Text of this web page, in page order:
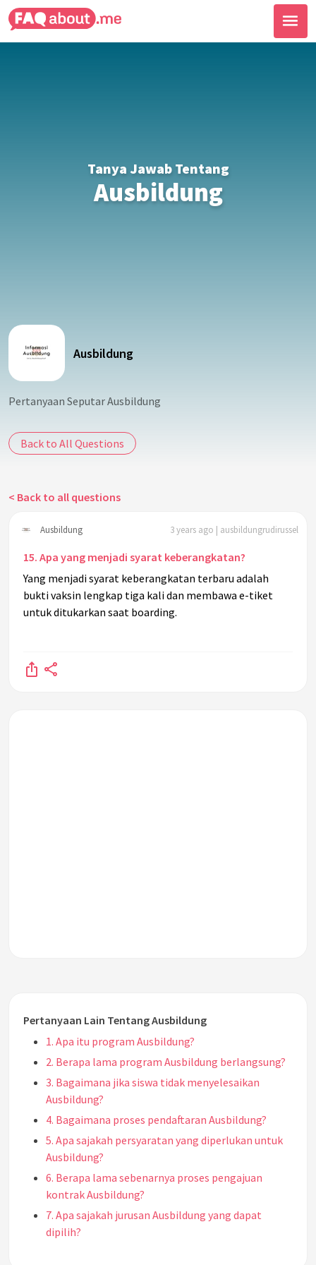
Tanya Jawab Tentang
Ausbildung
Ausbildung
Pertanyaan Seputar Ausbildung
Back to All Questions
< Back to all questions
Ausbildung 3 years ago | ausbildungrudirussel
15. Apa yang menjadi syarat keberangkatan?
Yang menjadi syarat keberangkatan terbaru adalah
bukti vaksin lengkap tiga kali dan membawa e-tiket
untuk ditukarkan saat boarding.
Pertanyaan Lain Tentang Ausbildung
1. Apa itu program Ausbildung?
2. Berapa lama program Ausbildung berlangsung?
3. Bagaimana jika siswa tidak menyelesaikan
Ausbildung?
4. Bagaimana proses pendaftaran Ausbildung?
5. Apa sajakah persyaratan yang diperlukan untuk
Ausbildung?
6. Berapa lama sebenarnya proses pengajuan
kontrak Ausbildung?
7. Apa sajakah jurusan Ausbildung yang dapat
dipilih?